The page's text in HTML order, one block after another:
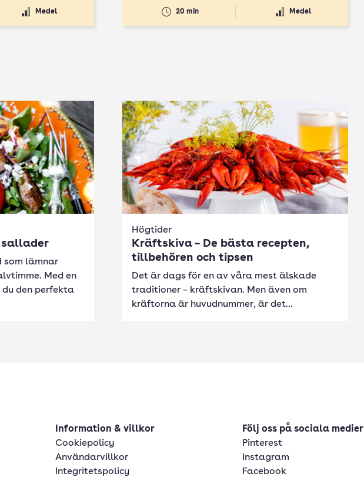
Medel 20 min Medel
sallader
som lämnar
Med en
den perfekta
Högtider
Kräftskiva – De bästa recepten,
tillbehören och tipsen
Det är dags för en av våra mest älskade
traditioner – kräftskivan. Men även om
kräftorna är huvudnummer, är det...
Information & villkor
Cookiepolicy
Användarvillkor
Integritetspolicy
Följ oss på sociala medier
Pinterest
Instagram
Facebook